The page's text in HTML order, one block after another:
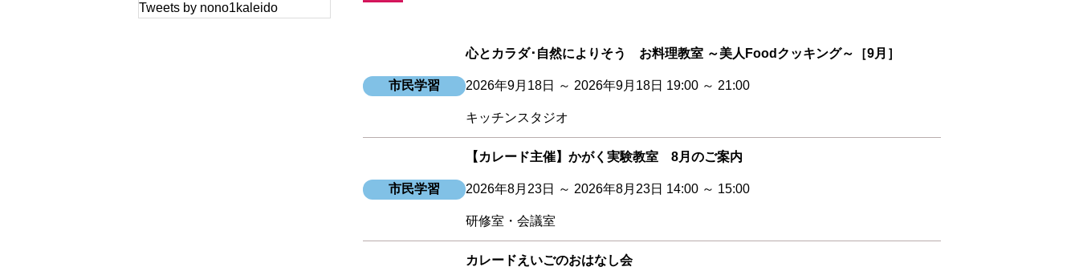
Tweets by nono1kaleido
市民学習
心とカラダ･自然によりそう お料理教室 ～美人Foodクッキング～［9月］
2026年9月18日 ～ 2026年9月18日 19:00 ～ 21:00
キッチンスタジオ
市民学習
【カレード主催】かがく実験教室 8月のご案内
2026年8月23日 ～ 2026年8月23日 14:00 ～ 15:00
研修室・会議室
カレードえいごのおはなし会